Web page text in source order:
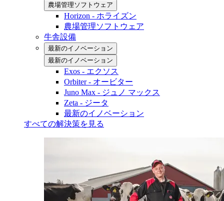
農場管理ソフトウェア
Horizon - ホライズン
農場管理ソフトウェア
牛舎設備
最新のイノベーション
最新のイノベーション
Exos - エクソス
Orbiter - オービター
Juno Max - ジュノ マックス
Zeta - ジータ
最新のイノベーション
すべての解決策を見る